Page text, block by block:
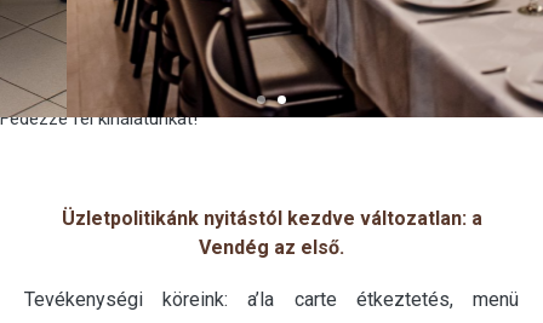
Fedezze fel kínálatunkat!
Üzletpolitikánk nyitástól kezdve változatlan: a
Vendég az első.
Tevékenységi köreink: a’la carte étkeztetés, menü